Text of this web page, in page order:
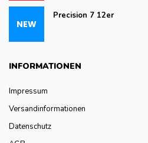
Precision 7 12er
INFORMATIONEN
Impressum
Versandinformationen
Datenschutz